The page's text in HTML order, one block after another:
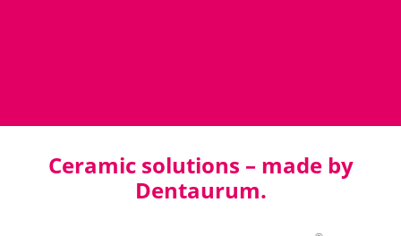
Ceramic solutions – made by
Dentaurum.